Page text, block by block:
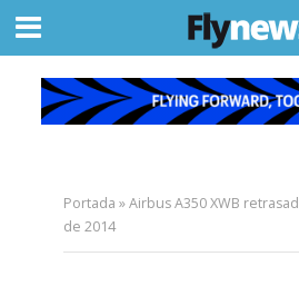
Portada »Airbus A350 XWB
de 2014